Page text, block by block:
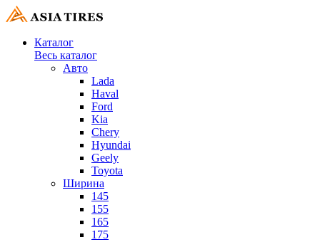
Каталог
Весь каталог
Авто
Lada
Haval
Ford
Kia
Chery
Hyundai
Geely
Toyota
Ширина
145
155
165
175